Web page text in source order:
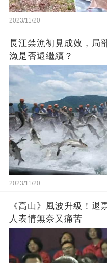
2023/11/20
長江禁漁初見成效，局
漁是否還繼續？
2023/11/20
《高山》風波升級！退
人表情無奈又痛苦